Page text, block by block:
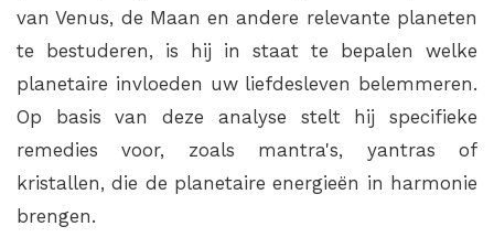
van Venus, de Maan en andere relevante planeten
te bestuderen, is hij in staat te bepalen welke
planetaire invloeden uw liefdesleven belemmeren.
Op basis van deze analyse stelt hij specifieke
remedies voor, zoals mantra's, yantras of
kristallen, die de planetaire energieën in harmonie
brengen.